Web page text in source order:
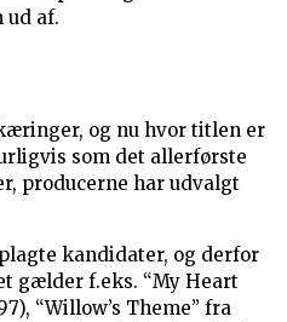
af.
og nu hvor titlen er
som det allerførste
producerne har udvalgt
kandidater, og derfor
gælder f.eks. “My Heart
“Willow’s Theme” fra